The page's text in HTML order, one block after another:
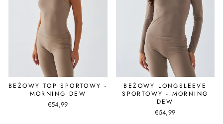
BEŻOWY TOP SPORTOWY -
MORNING DEW
€54,99
BEŻOWY LONGSLEEVE
SPORTOWY - MORNING
DEW
€54,99